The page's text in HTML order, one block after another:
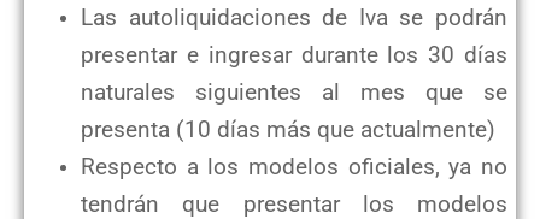
Las autoliquidaciones de Iva se podrán
presentar e ingresar durante los 30 días
naturales siguientes al mes que se
presenta (10 días más que actualmente)
Respecto a los modelos oficiales, ya no
tendrán que presentar los modelos